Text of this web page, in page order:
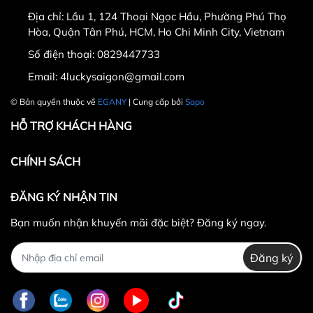
Lưu ý:
0829447733
ngày nhận hàng.
Thời gian được tính từ thời điểm xuất hóa đơn.
Sản phẩm chưa qua sử dụng, không bị dơ bẩn, còn
nguyên tem mác, hộp / bao bì sản phẩm đi kèm
(nếu có).
Sản phẩm được chọn để đổi phải có
Không hoàn lại tiền thừa
phẩm đổi.
Địa chỉ: Lầu 1, 124 Thoại Ngọc Hầu, Phường Phú Thọ
Hòa, Quận Tân Phú, HCM, Ho Chi Minh City, Vietnam
Số điện thoại: 0829447733
Email: 4luckysaigon@gmail.com
© Bản quyền thuộc về EGANY| Cung cấp bởi Sapo
HỖ TRỢ KHÁCH HÀNG
CHÍNH SÁCH
ĐĂNG KÝ NHẬN TIN
Bạn muốn nhận khuyến mãi đặc biệt? Đăng ký ngay.
Đăng ký